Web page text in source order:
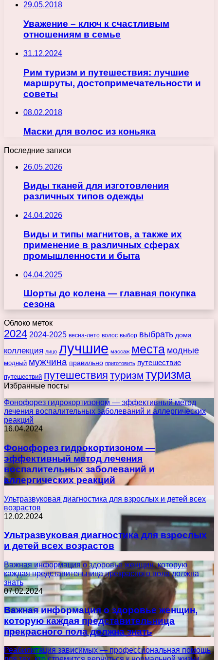
29.05.2018
Уважение – ключ к счастливым
отношениям в семье
31.12.2024
Рим туризм и путешествия: лучшие
маршруты, достопримечательности и
советы
08.02.2018
Маски для волос из коньяка
Последние записи
26.05.2026
Виды тканей для изготовления
различных типов одежды
24.04.2026
Виды и типы магнитов, а также их
применение в различных сферах
промышленности и быта
04.04.2025
Шорты до колена — главная покупка
сезона
Облоко меток
2024 2024-2025 весна-лето волос выбор выбрать дома
коллекция лицо лучшие массаж места модные
модный мужчина правильно приготовить путешествие
путешествий путешествия туризм туризма
Избранные посты
Фонофорез гидрокортизоном — эффективный метод
лечения воспалительных заболеваний и аллергических
реакций
16.04.2024
Фонофорез гидрокортизоном —
эффективный метод лечения
воспалительных заболеваний и
аллергических реакций
Ультразвуковая диагностика для взрослых и детей всех
возрастов
12.02.2024
Ультразвуковая диагностика для взрослых
и детей всех возрастов
Важная информация о здоровье женщин, которую
каждая представительница прекрасного пола должна
знать
07.02.2024
Важная информация о здоровье женщин,
которую каждая представительница
прекрасного пола должна знать
Реабилитация зависимых — профессиональная помощь